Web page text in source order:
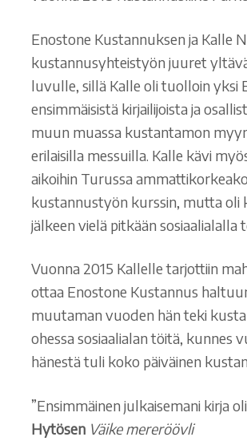
Enostone Kustannuksen ja Kalle
kustannusyhteistyön juuret
luvulle, sillä Kalle oli tuolloin yksi
ensimmäisistä kirjailijoista ja
muun muassa kustantamon
erilaisilla messuilla. Kalle kävi
aikoihin Turussa
kustannustyön kurssin, mutta oli
jälkeen vielä pitkään sosiaalialalla
Vuonna 2015 Kallelle tarjottiin
ottaa Enostone Kustannus
muutaman vuoden hän teki
ohessa sosiaalialan töitä, kunnes
hänestä tuli koko päiväinen
”Ensimmäinen julkaisemani kirja oli
Hytösen Väike mereröövli